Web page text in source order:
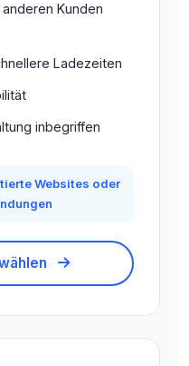
Kunden
Ladezeiten
inbegriffen
Websites oder